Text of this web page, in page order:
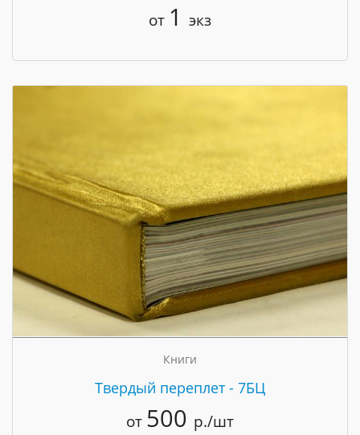
от 1 экз
Книги
Твердый переплет - 7БЦ
от 500 р./шт